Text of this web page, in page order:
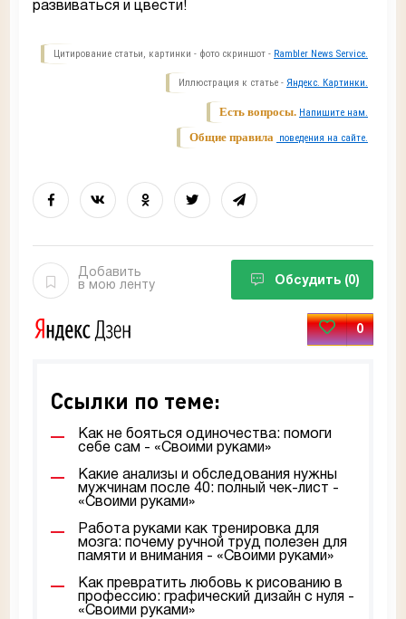
развиваться и цвести!
Цитирование статьи, картинки - фото скриншот - Rambler News Service.
Иллюстрация к статье - Яндекс. Картинки.
Есть вопросы. Напишите нам.
Общие правила поведения на сайте.
Добавить
в мою ленту
Обсудить (0)
0
Ссылки по теме:
Как не бояться одиночества: помоги
себе сам - «Своими руками»
Какие анализы и обследования нужны
мужчинам после 40: полный чек-лист -
«Своими руками»
Работа руками как тренировка для
мозга: почему ручной труд полезен для
памяти и внимания - «Своими руками»
Как превратить любовь к рисованию в
профессию: графический дизайн с нуля -
«Своими руками»